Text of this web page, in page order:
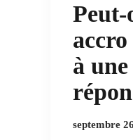
à
septembre